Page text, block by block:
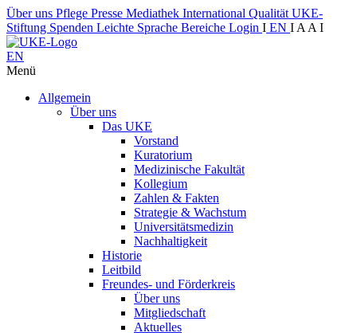
Über uns Pflege Presse Mediathek International Qualität UKE-
Stiftung Spenden Leichte Sprache Bereiche Login I EN I A A I
EN
Menü
Allgemein
Über uns
Das UKE
Vorstand
Kuratorium
Medizinische Fakultät
Kollegium
Zahlen & Fakten
Strategie & Wachstum
Universitätsmedizin
Nachhaltigkeit
Historie
Leitbild
Freundes- und Förderkreis
Über uns
Mitgliedschaft
Aktuelles